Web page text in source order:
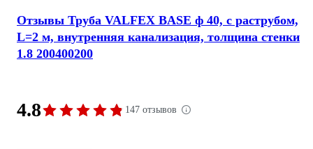
Отзывы Труба VALFEX BASE ф 40, с раструбом,
L=2 м, внутренняя канализация, толщина стенки
1.8 200400200
4.8 147 отзывов